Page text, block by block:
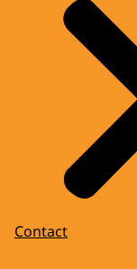
Contact